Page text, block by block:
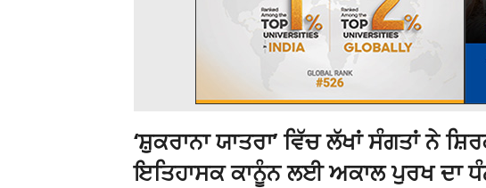
‘ਸ਼ੁਕਰਾਨਾ ਯਾਤਰਾ’ ਵਿੱਚ ਲੱਖਾਂ ਸੰਗਤਾਂ ਨੇ
ਇਤਿਹਾਸਕ ਕਾਨੂੰਨ ਲਈ ਅਕਾਲ ਪੁਰਖ ਦਾ